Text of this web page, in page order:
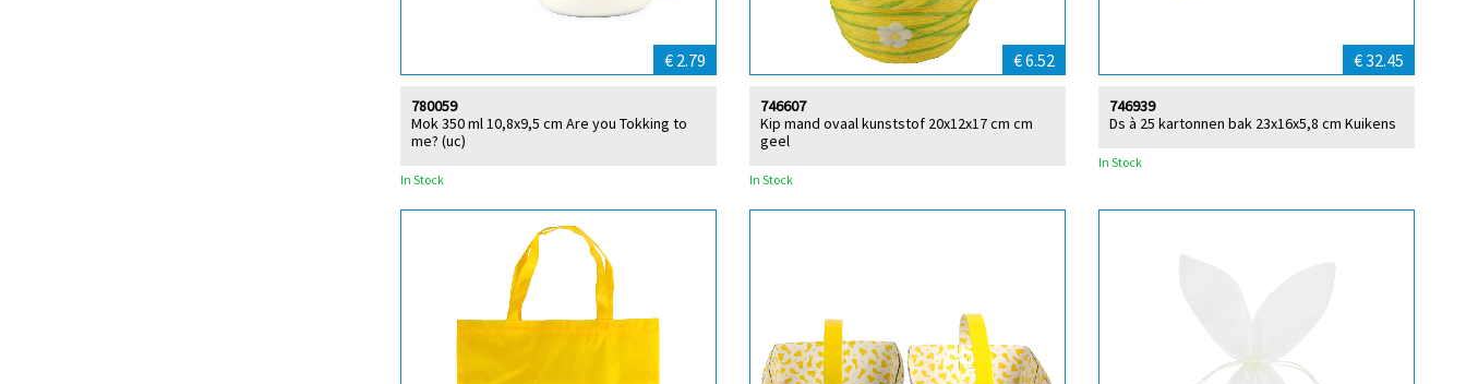
€ 2.79
Mok 350 ml 10,8x9,5 cm Are you Tokking to
me? (uc)
780059
In Stock
€ 6.52
Kip mand ovaal kunststof 20x12x17 cm cm
geel
746607
In Stock
€ 32.45
Ds à 25 kartonnen bak 23x16x5,8 cm Kuikens
746939
In Stock